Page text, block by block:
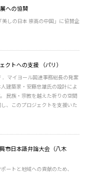
への協賛
しの日本 崇高の中国」に協賛企
トへの支援 （パリ）
マイヨール国連事務総長の発案
建築家・安藤忠雄氏の設計によ
民族・宗教を越えた祈りの空間
、このプロジェクトを支援いた
市日本語弁論大会（八木
ートと地域への貢献のため、